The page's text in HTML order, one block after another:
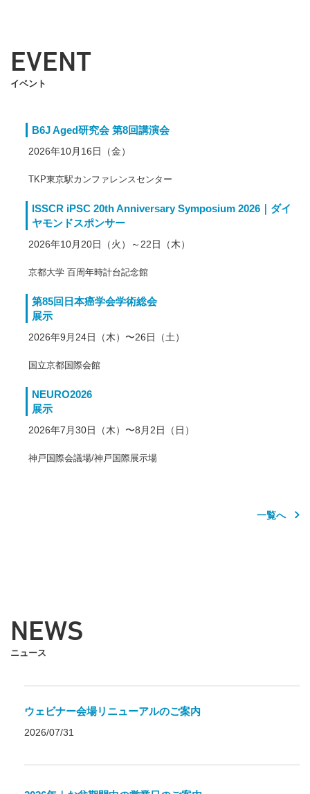
EVENT
イベント
B6J Aged研究会 第8回講演会
2026年10月16日（金）
TKP東京駅カンファレンスセンター
ISSCR iPSC 20th Anniversary Symposium 2026｜ダイ
ヤモンドスポンサー
2026年10月20日（火）～22日（木）
京都大学 百周年時計台記念館
第85回日本癌学会学術総会
展示
2026年9月24日（木）〜26日（土）
国立京都国際会館
NEURO2026
展示
2026年7月30日（木）〜8月2日（日）
神戸国際会議場/神戸国際展示場
一覧へ
NEWS
ニュース
ウェビナー会場リニューアルのご案内
2026/07/31